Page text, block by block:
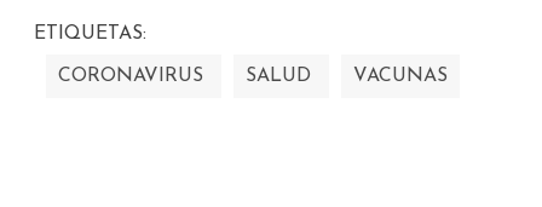
ETIQUETAS:
CORONAVIRUS SALUD VACUNAS